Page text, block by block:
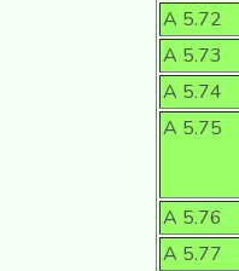
A 5.72
A 5.73
A 5.74
A 5.75
A 5.76
A 5.77